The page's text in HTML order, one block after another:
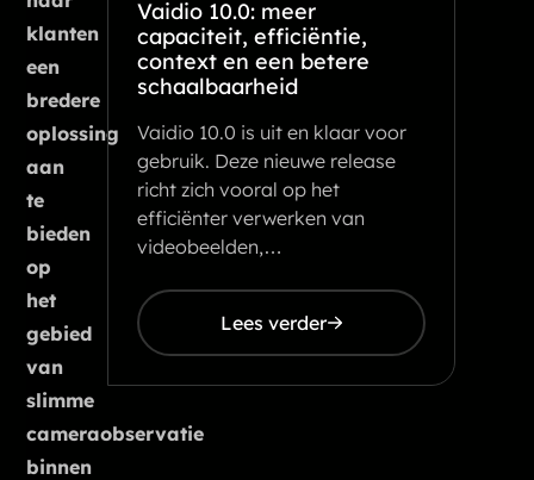
klanten
een
bredere
oplossing
aan
te
bieden
op
het
gebied
van
slimme
cameraobservatie
binnen
Vaidio 10.0: meer
capaciteit, efficiëntie,
context en een betere
schaalbaarheid
Vaidio 10.0 is uit en klaar voor
gebruik. Deze nieuwe release
richt zich vooral op het
efficiënter verwerken van
videobeelden,…
Lees verder